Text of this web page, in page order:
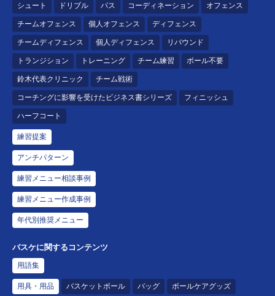
シュート ドリブル パス コーディネーション オフェンス
チームオフェンス 個人オフェンス ディフェンス
チームディフェンス 個人ディフェンス リバウンド
トランジション トレーニング チーム練習 ボール不要
鈴木代表クリニック チーム戦術
コーチングに影響を受けたビジネス書シリーズ フィニッシュ
ハーフコート
練習提案
アンチパターン
練習メニュー相談事例
練習メニュー作成事例
年代別推奨メニュー
バスケに関するコンテンツ
用語集
用具・用品 バスケットボール バッグ ボールケアグッズ